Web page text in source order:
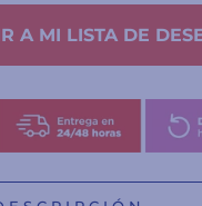
A MI LISTA DE